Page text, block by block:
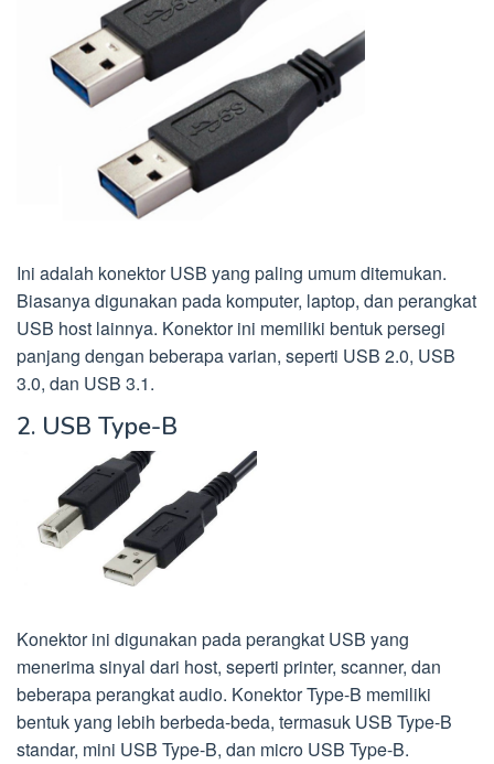
Ini adalah konektor USB yang paling umum ditemukan.
Biasanya digunakan pada komputer, laptop, dan perangkat
USB host lainnya. Konektor ini memiliki bentuk persegi
panjang dengan beberapa varian, seperti USB 2.0, USB
3.0, dan USB 3.1.
2. USB Type-B
Konektor ini digunakan pada perangkat USB yang
menerima sinyal dari host, seperti printer, scanner, dan
beberapa perangkat audio. Konektor Type-B memiliki
bentuk yang lebih berbeda-beda, termasuk USB Type-B
standar, mini USB Type-B, dan micro USB Type-B.